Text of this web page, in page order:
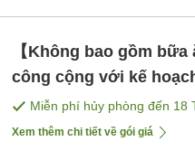
【Không bao gồm
công cộng với kế
bao gồm bữa ăn]
Miễn phí hủy phòng đến 18
Xem thêm chi tiết về gói giá